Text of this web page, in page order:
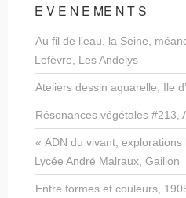
E V E N E ME N T S
Au fil de l’eau, la Seine,
Lefèvre, Les Andelys
Ateliers dessin aquarelle, Ile
Résonances végétales #213,
« ADN du vivant,
Lycée André Malraux, Gaillon
Entre formes et couleurs,